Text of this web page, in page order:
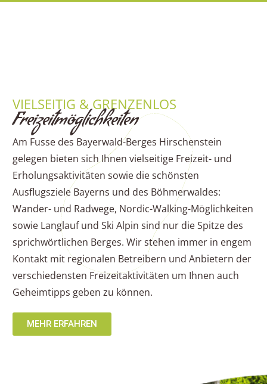
VIELSEITIG & GRENZENLOS
Freizeitmöglichkeiten
Am Fusse des Bayerwald-Berges Hirschenstein
gelegen bieten sich Ihnen vielseitige Freizeit- und
Erholungsaktivitäten sowie die schönsten
Ausflugsziele Bayerns und des Böhmerwaldes:
Wander- und Radwege, Nordic-Walking-Möglichkeiten
sowie Langlauf und Ski Alpin sind nur die Spitze des
sprichwörtlichen Berges. Wir stehen immer in engem
Kontakt mit regionalen Betreibern und Anbietern der
verschiedensten Freizeitaktivitäten um Ihnen auch
Geheimtipps geben zu können.
MEHR ERFAHREN